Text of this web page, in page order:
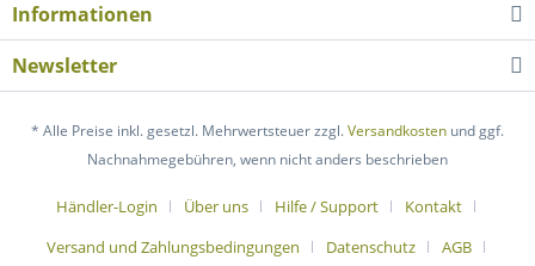
Informationen
Newsletter
* Alle Preise inkl. gesetzl. Mehrwertsteuer zzgl.Versandkosten und ggf.
Nachnahmegebühren, wenn nicht anders beschrieben
Händler-Login Über uns Hilfe / Support
Kontakt
Versand und Zahlungsbedingungen
Datenschutz AGB